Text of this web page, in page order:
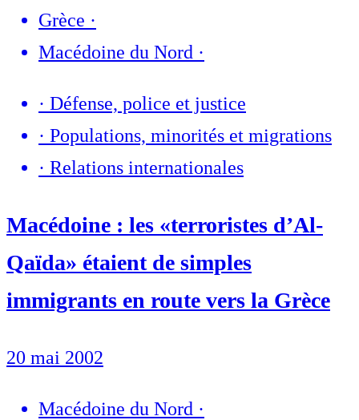
Grèce ·
Macédoine du Nord ·
· Défense, police et justice
· Populations, minorités et migrations
· Relations internationales
Macédoine : les «terroristes d’Al-
Qaïda» étaient de simples
immigrants en route vers la Grèce
20 mai 2002
Macédoine du Nord ·